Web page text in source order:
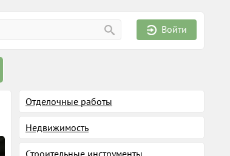
Войти
Отделочные работы
Недвижимость
Строительные инструменты